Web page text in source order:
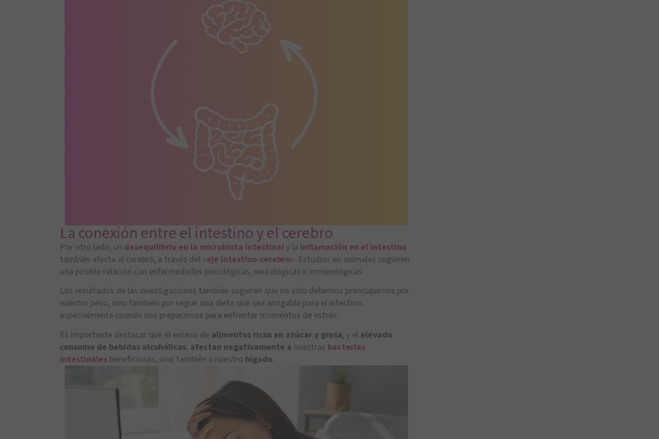
La conexión entre el intestino y el cerebro
Por otro lado, un desequilibrio en la microbiota intestinal y la inflamación en el intestino
también afecta al cerebro, a través del «eje intestino-cerebro«. Estudios en animales sugieren
una posible relación con enfermedades psicológicas, neurológicas e inmunológicas.
Los resultados de las investigaciones también sugieren que no solo debemos preocuparnos por
nuestro peso, sino también por seguir una dieta que sea amigable para el intestino,
especialmente cuando nos preparamos para enfrentar momentos de estrés.
Es importante destacar que el exceso de alimentos ricos en azúcar y grasa, y el elevado
consumo de bebidas alcohólicas, afectan negativamente a nuestras bacterias
intestinales beneficiosas, sino también a nuestro hígado.